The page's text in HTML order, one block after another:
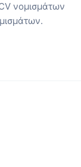
νομισμάτων